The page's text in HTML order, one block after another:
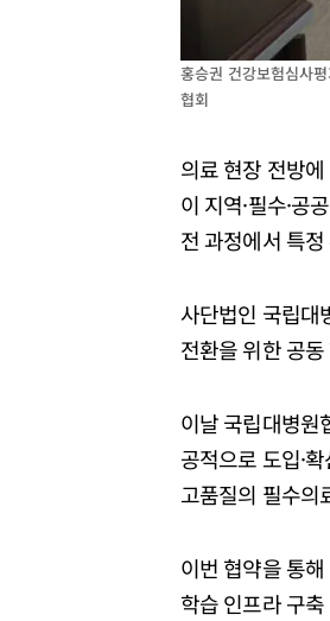
홍승권 건강보험심사
협회
의료 현장 전방
이 지역·필수·공
전 과정에서 특
사단법인 국립대
전환을 위한 공
이날 국립대병원
공적으로 도입·
고품질의 필수의
이번 협약을 통
학습 인프라 구